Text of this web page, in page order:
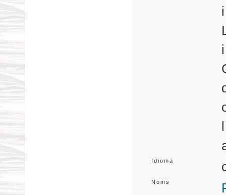
Idioma
Noms